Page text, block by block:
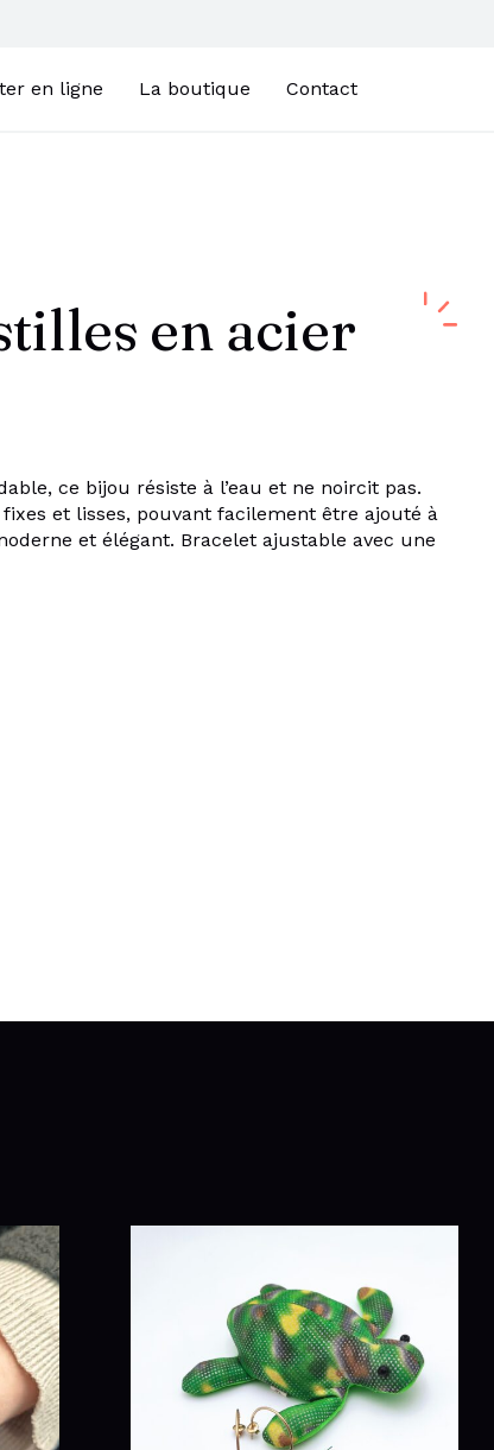
en ligne La boutique Contact
en acier
ce bijou résiste à l’eau et ne noircit pas.
et lisses, pouvant facilement être ajouté à
et élégant. Bracelet ajustable avec une